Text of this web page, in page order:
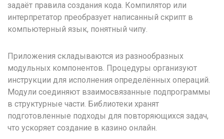
задаёт правила создания кода. Компилятор или
интерпретатор преобразует написанный скрипт в
компьютерный язык, понятный чипу.
Приложения складываются из разнообразных
модульных компонентов. Процедуры организуют
инструкции для исполнения определённых операций.
Модули соединяют взаимосвязанные подпрограммы
в структурные части. Библиотеки хранят
подготовленные подходы для повторяющихся задач,
что ускоряет создание в казино онлайн.